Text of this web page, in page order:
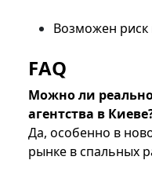
Возможен
FAQ
Можно ли
агентства в
Да, особенно в
рынке в спальных